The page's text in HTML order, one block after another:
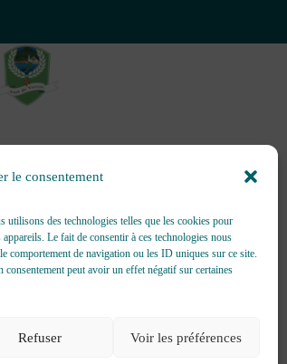
le consentement
utilisons des technologies telles que les cookies pour
Le fait de consentir à ces technologies nous
comportement de navigation ou les ID uniques sur ce site.
peut avoir un effet négatif sur certaines
Refuser Voir les préférences